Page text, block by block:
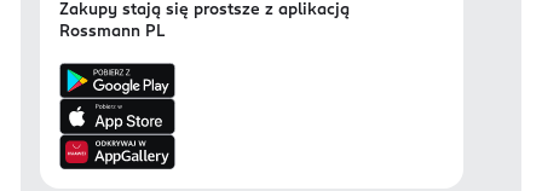
Zakupy stają się prostsze z aplikacją
Rossmann PL